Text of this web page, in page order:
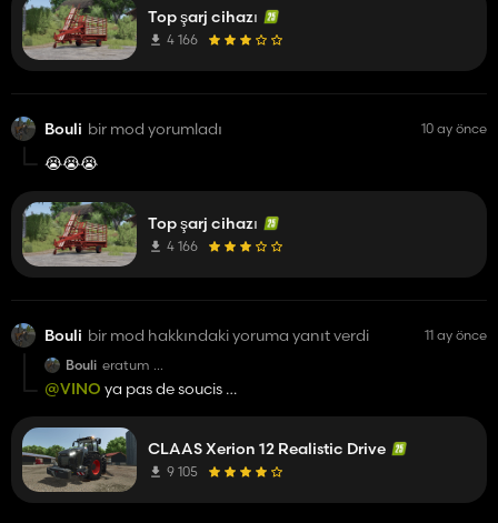
Top şarj cihazı
4 166
Bouli bir mod yorumladı 10 ay önce
😭😭😭
Top şarj cihazı
4 166
Bouli bir mod hakkındaki yoruma yanıt verdi
11 ay önce
Bouli eratum
autant pour moi
c'est bon pour les roue
@VINO ya pas de soucis
bon courage et bon week-end
CLAAS Xerion 12 Realistic Drive
9 105